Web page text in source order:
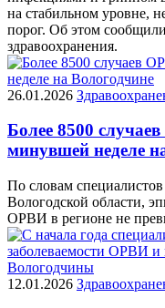
на стабильном уровне,
порог. Об этом
здравоохранения.
26.01.2026
Более 8500
минувшей неделе
По словам
Вологодской области,
ОРВИ в регионе не
12.01.2026